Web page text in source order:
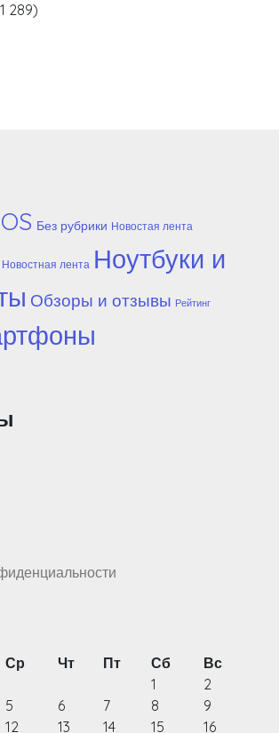
289)
Без рубрики Новостая лента
Новостная лента Ноутбуки и
Обзоры и отзывы Рейтинг
Ср Чт Пт Сб
Вс
1
2
5 6 7 8
9
12 13 14 15 16